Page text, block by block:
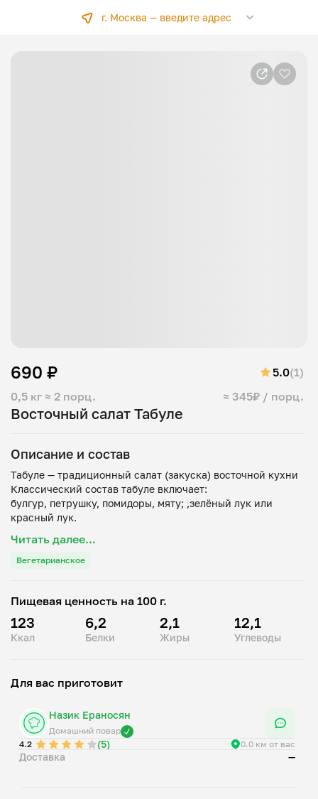
г. Москва —введите адрес
Восточный салат Табуле
0,5 кг ≈ 2 порц. ≈ 345₽ / порц.
690 ₽ 5.0(1)
Описание и состав
Табуле — традиционный салат (закуска) восточной кухни
Классический состав табуле включает:
булгур, петрушку, помидоры, мяту; ,зелёный лук или
красный лук.
Салат заправляю смесью: лимонного сока, оливкового
Читать далее...
Вегетарианское
Пищевая ценность на 100 г.
123
Ккал
6,2
Белки
2,1
Жиры
12,1
Углеводы
Для вас приготовит
Назик Ераносян
Домашний повар
4.2
(5) 0.0 км от вас
Доставка —